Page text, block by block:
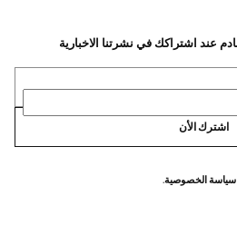
اشترك الأن
سياسة الخصوصية.